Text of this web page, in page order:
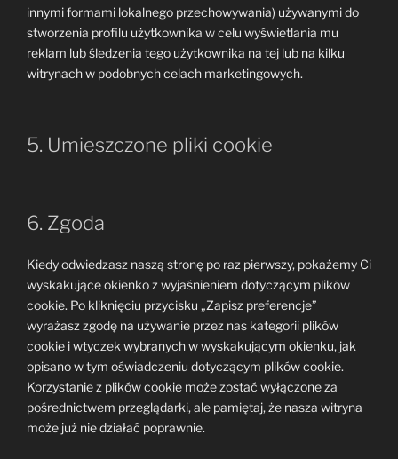
innymi formami lokalnego przechowywania) używanymi do
stworzenia profilu użytkownika w celu wyświetlania mu
reklam lub śledzenia tego użytkownika na tej lub na kilku
witrynach w podobnych celach marketingowych.
5. Umieszczone pliki cookie
6. Zgoda
Kiedy odwiedzasz naszą stronę po raz pierwszy, pokażemy Ci
wyskakujące okienko z wyjaśnieniem dotyczącym plików
cookie. Po kliknięciu przycisku „Zapisz preferencje”
wyrażasz zgodę na używanie przez nas kategorii plików
cookie i wtyczek wybranych w wyskakującym okienku, jak
opisano w tym oświadczeniu dotyczącym plików cookie.
Korzystanie z plików cookie może zostać wyłączone za
pośrednictwem przeglądarki, ale pamiętaj, że nasza witryna
może już nie działać poprawnie.